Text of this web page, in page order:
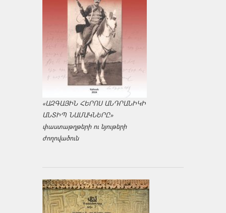
«ԱԶԳԱՅԻՆ ՀԵՐՈՍ ԱՆԴՐԱՆԻԿԻ
ԱՆՏԻՊ ՆԱՄԱԿՆԵՐԸ»
փաստաթղթերի ու նյութերի
ժողովածուն